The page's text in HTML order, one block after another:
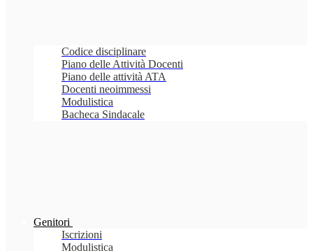
Codice disciplinare
Piano delle Attività Docenti
Piano delle attività ATA
Docenti neoimmessi
Modulistica
Bacheca Sindacale
Genitori
Iscrizioni
Modulistica